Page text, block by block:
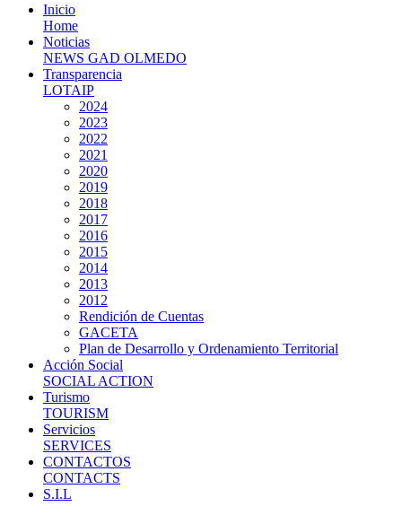
Inicio
Home
Noticias
NEWS GAD OLMEDO
Transparencia
LOTAIP
2024
2023
2022
2021
2020
2019
2018
2017
2016
2015
2014
2013
2012
Rendición de Cuentas
GACETA
Plan de Desarrollo y Ordenamiento Territorial
Acción Social
SOCIAL ACTION
Turismo
TOURISM
Servicios
SERVICES
CONTACTOS
CONTACTS
S.I.L